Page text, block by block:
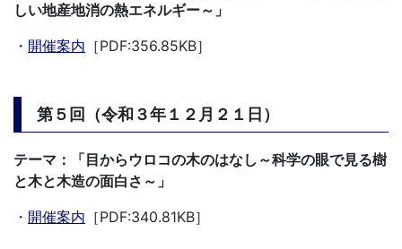
しい地産地消の熱エネルギー～」
・ 開催案内 ［PDF:356.85KB］
第５回（令和３年１２月２１日）
テーマ：「目からウロコの木のはなし～科学の眼で見る樹
と木と木造の面白さ～」
・ 開催案内 ［PDF:340.81KB］